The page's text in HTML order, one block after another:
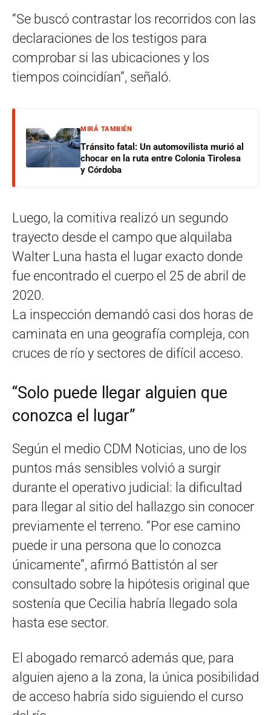
“Se buscó contrastar los recorridos con las
declaraciones de los testigos para
comprobar si las ubicaciones y los
tiempos coincidían”, señaló.
MIRÁ TAMBIÉN
Tránsito fatal: Un automovilista murió al
chocar en la ruta entre Colonia Tirolesa
y Córdoba
Luego, la comitiva realizó un segundo
trayecto desde el campo que alquilaba
Walter Luna hasta el lugar exacto donde
fue encontrado el cuerpo el 25 de abril de
2020.
La inspección demandó casi dos horas de
caminata en una geografía compleja, con
cruces de río y sectores de difícil acceso.
“Solo puede llegar alguien que
conozca el lugar”
Según el medio CDM Noticias, uno de los
puntos más sensibles volvió a surgir
durante el operativo judicial: la dificultad
para llegar al sitio del hallazgo sin conocer
previamente el terreno. “Por ese camino
puede ir una persona que lo conozca
únicamente”, afirmó Battistón al ser
consultado sobre la hipótesis original que
sostenía que Cecilia habría llegado sola
hasta ese sector.
El abogado remarcó además que, para
alguien ajeno a la zona, la única posibilidad
de acceso habría sido siguiendo el curso